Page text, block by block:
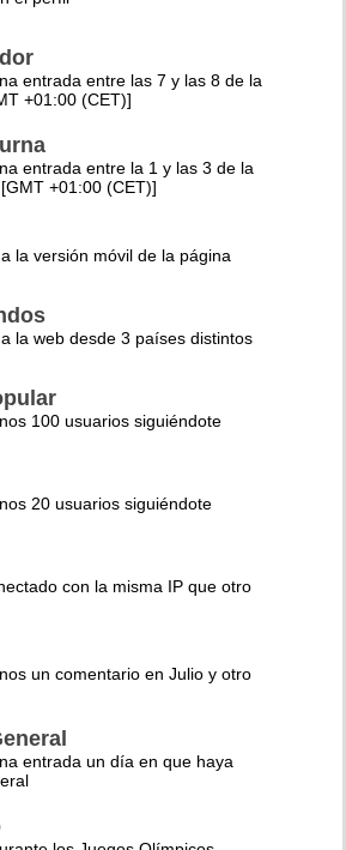
entrada entre las 7 y las 8 de la
+01:00 (CET)]
entrada entre la 1 y las 3 de la
+01:00 (CET)]
la versión móvil de la página
la web desde 3 países distintos
100 usuarios siguiéndote
20 usuarios siguiéndote
con la misma IP que otro
un comentario en Julio y otro
entrada un día en que haya